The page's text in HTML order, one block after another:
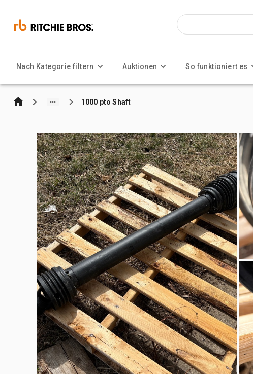
Nach Kategorie filtern Auktionen So funktioniert es
1000 pto Shaft